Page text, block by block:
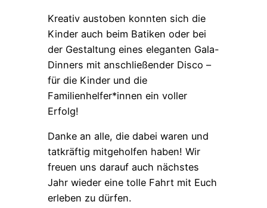
Kreativ austoben konnten sich die
Kinder auch beim Batiken oder bei
der Gestaltung eines eleganten Gala-
Dinners mit anschließender Disco –
für die Kinder und die
Familienhelfer*innen ein voller
Erfolg!
Danke an alle, die dabei waren und
tatkräftig mitgeholfen haben! Wir
freuen uns darauf auch nächstes
Jahr wieder eine tolle Fahrt mit Euch
erleben zu dürfen.